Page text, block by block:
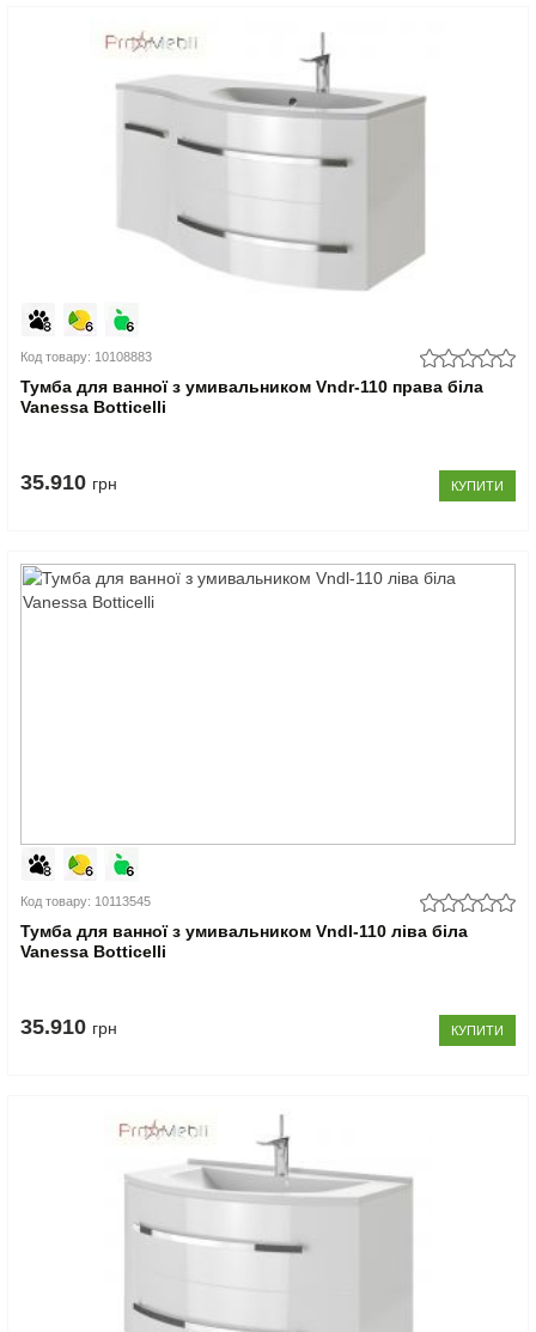
Код товару: 10108883
Тумба для ванної з умивальником Vndr-110 права біла
Vanessa Botticelli
35.910 грн КУПИТИ
Код товару: 10113545
Тумба для ванної з умивальником Vndl-110 ліва біла
Vanessa Botticelli
35.910 грн КУПИТИ